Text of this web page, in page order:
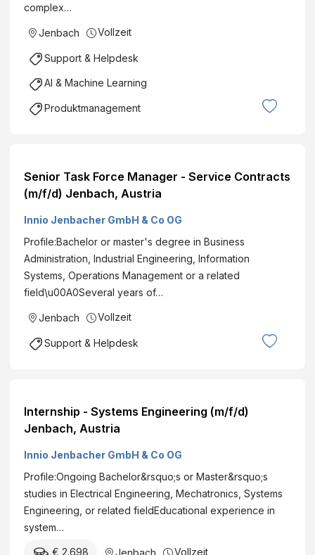
complex…
Jenbach Vollzeit
Support & Helpdesk
AI & Machine Learning
Produktmanagement
Senior Task Force Manager - Service Contracts
(m/f/d) Jenbach, Austria
Innio Jenbacher GmbH & Co OG
Profile:Bachelor or master's degree in Business
Administration, Industrial Engineering, Information
Systems, Operations Management or a related
field\u00A0Several years of…
Jenbach Vollzeit
Support & Helpdesk
Internship - Systems Engineering (m/f/d)
Jenbach, Austria
Innio Jenbacher GmbH & Co OG
Profile:Ongoing Bachelor&rsquo;s or Master&rsquo;s
studies in Electrical Engineering, Mechatronics, Systems
Engineering, or related fieldEducational experience in
system…
€ 2.698 Vollzeit